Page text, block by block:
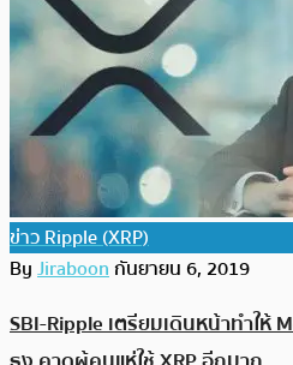
ข่าว Ripple (XRP)
ByJiraboonกันยายน 6, 2019
SBI-Ripple เตรียมเดินหน้าทำให้